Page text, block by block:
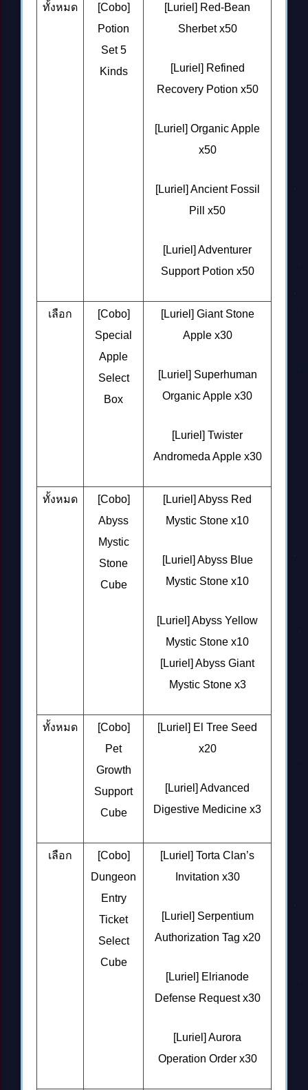
ทั้งหมด
[Cobo]
Potion
Set 5
Kinds
[Luriel] Red-Bean
Sherbet x50
[Luriel] Refined
Recovery Potion x50
[Luriel] Organic Apple
x50
[Luriel] Ancient Fossil
Pill x50
[Luriel] Adventurer
Support Potion x50
เลือก
[Cobo]
Special
Apple
Select
Box
[Luriel] Giant Stone
Apple x30
[Luriel] Superhuman
Organic Apple x30
[Luriel] Twister
Andromeda Apple x30
ทั้งหมด
[Cobo]
Abyss
Mystic
Stone
Cube
[Luriel] Abyss Red
Mystic Stone x10
[Luriel] Abyss Blue
Mystic Stone x10
[Luriel] Abyss Yellow
Mystic Stone x10
[Luriel] Abyss Giant
Mystic Stone x3
ทั้งหมด
[Cobo]
Pet
Growth
Support
Cube
[Luriel] El Tree Seed
x20
[Luriel] Advanced
Digestive Medicine x3
เลือก
[Cobo]
Dungeon
Entry
Ticket
Select
Cube
[Luriel] Torta Clan’s
Invitation x30
[Luriel] Serpentium
Authorization Tag x20
[Luriel] Elrianode
Defense Requestx30
[Luriel] Aurora
Operation Order x30